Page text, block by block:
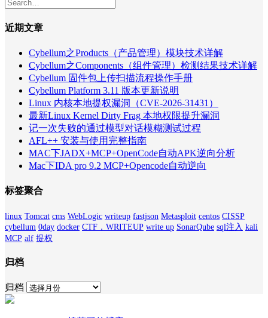
近期文章
Cybellum之Products（产品管理）模块技术详解
Cybellum之Components（组件管理）检测结果技术详解
Cybellum 固件包上传扫描流程操作手册
Cybellum Platform 3.11 版本更新说明
Linux 内核本地提权漏洞（CVE-2026-31431）
最新Linux Kernel Dirty Frag 本地权限提升漏洞
记一次失败的通过模型对话模糊测试过程
AFL++ 安装与使用完整指南
MAC下JADX+MCP+OpenCode自动APK逆向分析
Mac下IDA pro 9.2 MCP+Opencode自动逆向
标签聚合
linux Tomcat cms WebLogic writeup fastjson Metasploit centos CISSP
cybellum 0day docker CTF，WRITEUP write up SonarQube sql注入 kali
MCP alf 提权
归档
归档